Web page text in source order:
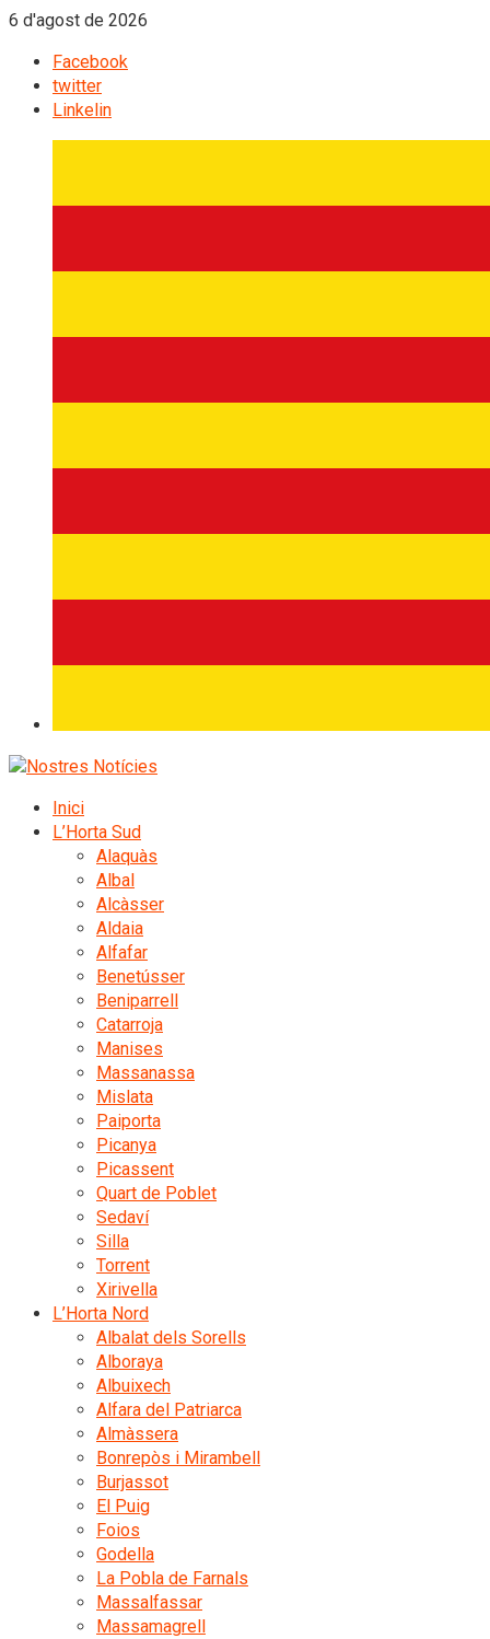
6 d'agost de 2026
Facebook
twitter
Linkelin
Inici
L’Horta Sud
Alaquàs
Albal
Alcàsser
Aldaia
Alfafar
Benetússer
Beniparrell
Catarroja
Manises
Massanassa
Mislata
Paiporta
Picanya
Picassent
Quart de Poblet
Sedaví
Silla
Torrent
Xirivella
L’Horta Nord
Albalat dels Sorells
Alboraya
Albuixech
Alfara del Patriarca
Almàssera
Bonrepòs i Mirambell
Burjassot
El Puig
Foios
Godella
La Pobla de Farnals
Massalfassar
Massamagrell